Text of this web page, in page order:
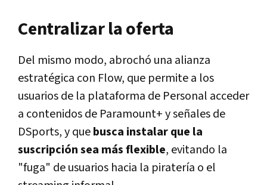
Centralizar la oferta
Del mismo modo, abrochó una alianza
estratégica con Flow, que permite a los
usuarios de la plataforma de Personal acceder
a contenidos de Paramount+ y señales de
DSports, y quebusca instalar que la
suscripción sea más flexible, evitando la
"fuga" de usuarios hacia la piratería o el